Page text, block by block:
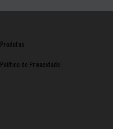
Produtos
Política de Privacidade